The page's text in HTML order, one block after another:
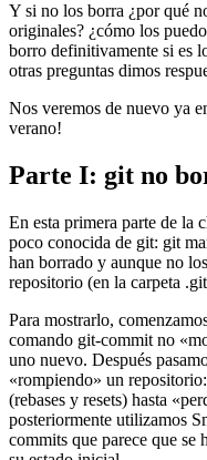
Y si no los borra ¿por qué
originales? ¿cómo los
borro definitivamente si es
otras preguntas dimos
Nos veremos de nuevo ya
verano!
Parte I: git no
En esta primera parte de la
poco conocida de git: git
han borrado y aunque no
repositorio (en la carpeta
Para mostrarlo,
comando git-commit no
uno nuevo. Después
«rompiendo» un
(rebases y resets) hasta
posteriormente utilizamos
commits que parece que